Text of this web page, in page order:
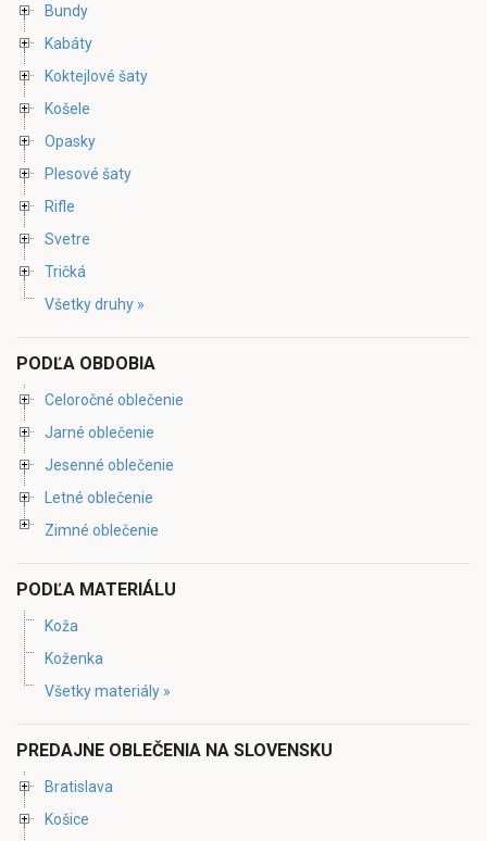
Bundy
Kabáty
Koktejlové šaty
Košele
Opasky
Plesové šaty
Rifle
Svetre
Tričká
Všetky druhy »
PODĽA OBDOBIA
Celoročné oblečenie
Jarné oblečenie
Jesenné oblečenie
Letné oblečenie
Zimné oblečenie
PODĽA MATERIÁLU
Koža
Koženka
Všetky materiály »
PREDAJNE OBLEČENIA NA SLOVENSKU
Bratislava
Košice